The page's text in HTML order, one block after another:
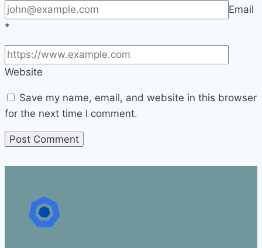
Email
*
Website
Save my name, email, and website in this browser
for the next time I comment.